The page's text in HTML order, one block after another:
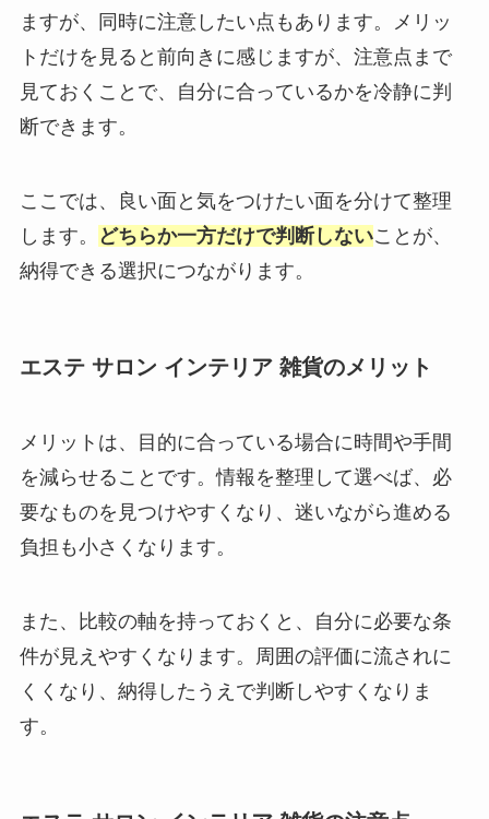
ますが、同時に注意したい点もあります。メリッ
トだけを見ると前向きに感じますが、注意点まで
見ておくことで、自分に合っているかを冷静に判
断できます。
ここでは、良い面と気をつけたい面を分けて整理
します。
どちらか一方だけで判断しないことが、
納得できる選択につながります。
エステ サロン インテリア 雑貨のメリット
メリットは、目的に合っている場合に時間や手間
を減らせることです。情報を整理して選べば、必
要なものを見つけやすくなり、迷いながら進める
負担も小さくなります。
また、比較の軸を持っておくと、自分に必要な条
件が見えやすくなります。周囲の評価に流されに
くくなり、納得したうえで判断しやすくなりま
す。